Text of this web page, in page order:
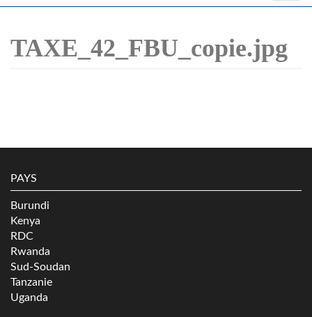
TAXE_42_FBU_copie.jpg
PAYS
Burundi
Kenya
RDC
Rwanda
Sud-Soudan
Tanzanie
Uganda